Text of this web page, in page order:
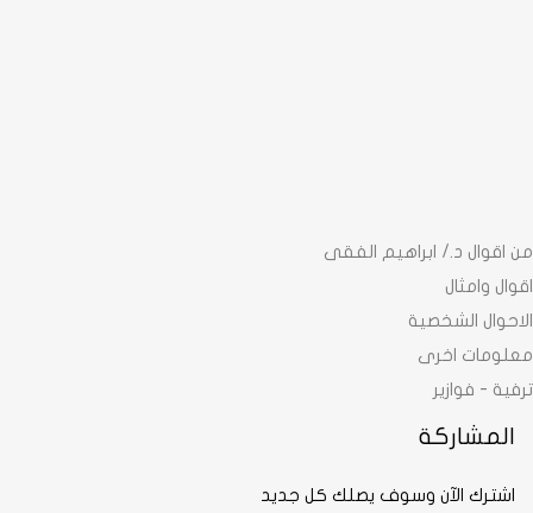
من اقوال د./ ابراهيم الفقى
اقوال وامثال
الاحوال الشخصية
معلومات اخرى
ترفية - فوازير
المشاركة
اشترك الآن وسوف يصلك كل جديد